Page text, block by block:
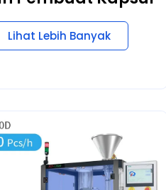
Lihat Lebih Banyak